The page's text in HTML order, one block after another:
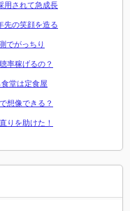
用されて急成長
先の笑顔を造る
でがっちり
率稼げるの？
堂は定食屋
想像できる？
りを助けた！